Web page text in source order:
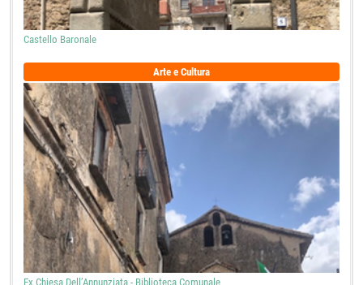
Castello Baronale
Arte e Cultura
Ex Chiesa Dell’Annunziata - Biblioteca Comunale